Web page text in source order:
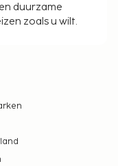
duurzame
zoals u wilt.